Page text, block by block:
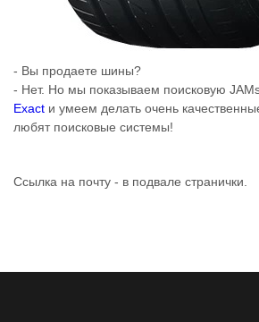
- Вы продаете шины?
- Нет. Но мы показываем поисковую
Exact и умеем делать очень
любят поисковые системы!
Ссылка на почту - в подвале странички.